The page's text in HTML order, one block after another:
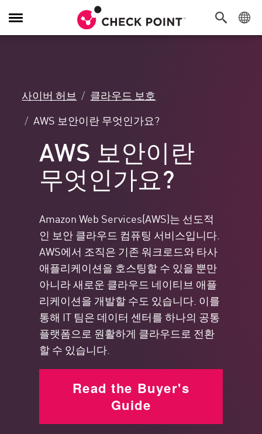
탐
색
사이버 허브
클라우드 보호
AWS 보안이란 무엇인가요?
AWS 보안이란
무엇인가요?
Amazon Web Services(AWS)는 선도적
인 보안 클라우드 컴퓨팅 서비스입니다.
AWS에서 조직은 기존 워크로드와 타사
애플리케이션을 호스팅할 수 있을 뿐만
아니라 새로운 클라우드 네이티브 애플
리케이션을 개발할 수도 있습니다. 이를
통해 IT 팀은 데이터 센터를 하나의 공통
플랫폼으로 원활하게 클라우드로 전환
할 수 있습니다.
Read the Buyer's
Guide